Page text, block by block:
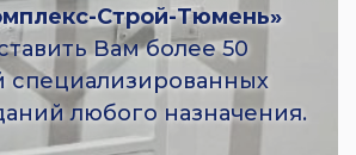
Строй-Тюмень»
Вам более 50
любого назначения.